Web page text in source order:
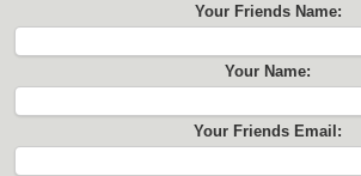
Your Friends Name:
Your Name:
Your Friends Email: